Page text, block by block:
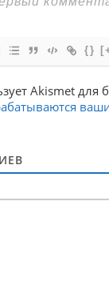
{}
Akismet для